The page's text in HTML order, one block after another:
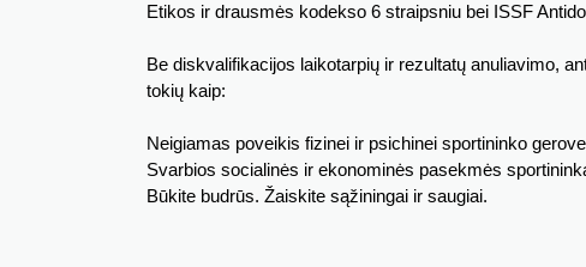
Etikos ir drausmės kodekso 6 straipsniu bei ISSF
Be diskvalifikacijos laikotarpių ir rezultatų anuliavimo,
tokių kaip:
Neigiamas poveikis fizinei ir psichinei sportininko
Svarbios socialinės ir ekonominės pasekmės
Būkite budrūs. Žaiskite sąžiningai ir saugiai.